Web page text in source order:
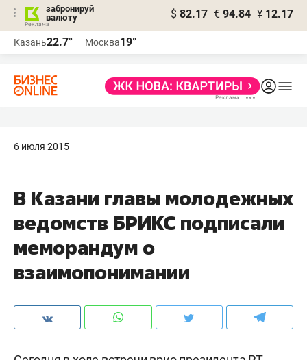
забронируй
валюту
$ 82.17 € 94.84 ¥ 12.17
Казань22.7° Москва19°
6 июля 2015
В Казани главы молодежных
ведомств БРИКС подписали
меморандум о
взаимопонимании